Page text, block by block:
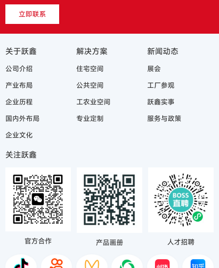
立即联系
关于跃鑫
公司介绍
产业布局
企业历程
国内外布局
企业文化
解决方案
住宅空间
公共空间
工农业空间
专业定制
新闻动态
展会
工厂参观
跃鑫实事
服务与政策
关注跃鑫
官方合作 产品画册 人才招聘